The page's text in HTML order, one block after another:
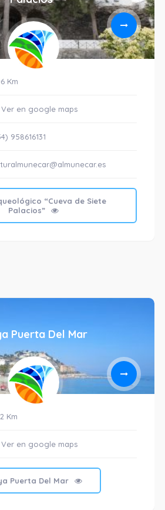
Km
Ver en google maps
958616131
“Cueva de Siete
Palacios”
Puerta Del Mar
Km
Ver en google maps
Puerta Del Mar